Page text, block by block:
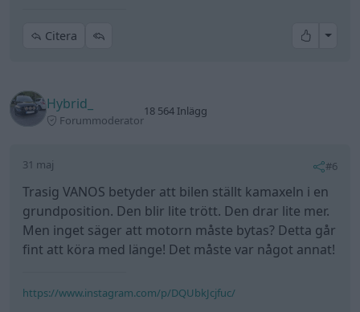
Citera All
Hybrid_
Forummoderator
18 564 Inlägg
31 maj #6
Trasig VANOS betyder att bilen ställt kamaxeln i en
grundposition. Den blir lite trött. Den drar lite mer.
Men inget säger att motorn måste bytas? Detta går
fint att köra med länge! Det måste var något annat!
https://www.instagram.com/p/DQUbkJcjfuc/